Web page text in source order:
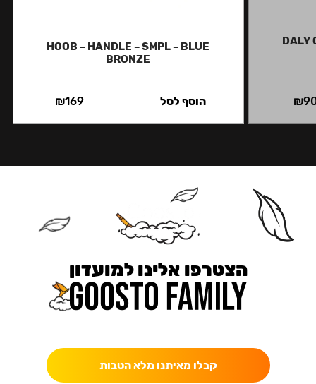
DALY
₪
HOOB – HANDLE – SMPL – BLUE
BRONZE
₪169 הוסף לסל
הצטרפו אלינו למועדון
קבלו מאיתנו מלא הטבות